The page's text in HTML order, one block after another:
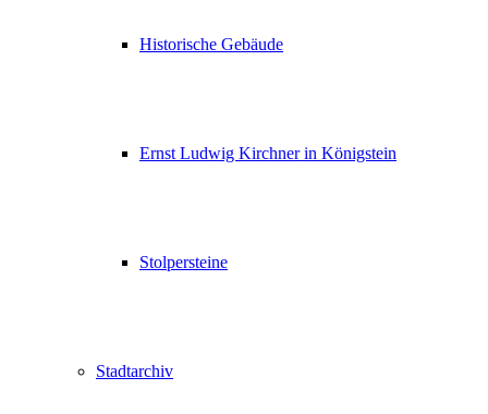
Historische Gebäude
Ernst Ludwig Kirchner in Königstein
Stolpersteine
Stadtarchiv